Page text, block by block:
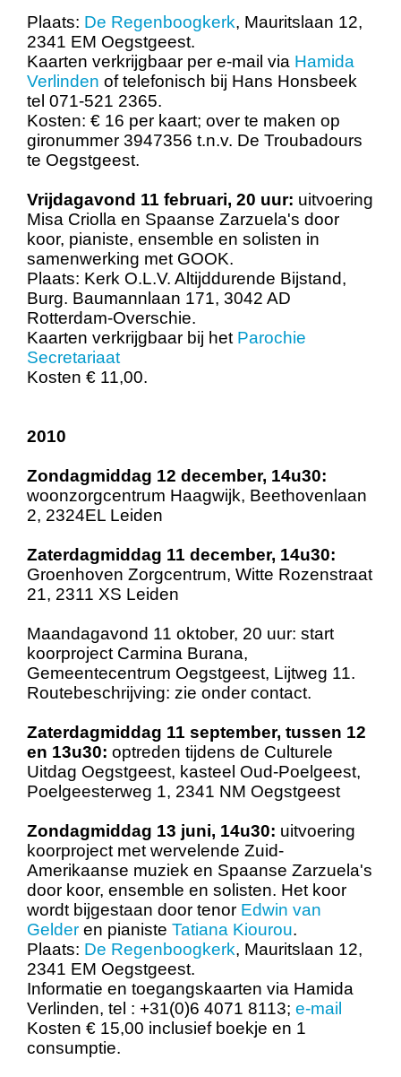
Plaats: De Regenboogkerk, Mauritslaan 12,
2341 EM Oegstgeest.
Kaarten verkrijgbaar per e-mail via Hamida
Verlinden of telefonisch bij Hans Honsbeek
tel 071-521 2365.
Kosten: € 16 per kaart; over te maken op
gironummer 3947356 t.n.v. De Troubadours
te Oegstgeest.
Vrijdagavond 11 februari, 20 uur: uitvoering
Misa Criolla en Spaanse Zarzuela's door
koor, pianiste, ensemble en solisten in
samenwerking met GOOK.
Plaats: Kerk O.L.V. Altijddurende Bijstand,
Burg. Baumannlaan 171, 3042 AD
Rotterdam-Overschie.
Kaarten verkrijgbaar bij het Parochie
Secretariaat
Kosten € 11,00.
2010
Zondagmiddag 12 december, 14u30:
woonzorgcentrum Haagwijk, Beethovenlaan
2, 2324EL Leiden
Zaterdagmiddag 11 december, 14u30:
Groenhoven Zorgcentrum, Witte Rozenstraat
21, 2311 XS Leiden
Maandagavond 11 oktober, 20 uur: start
koorproject Carmina Burana,
Gemeentecentrum Oegstgeest, Lijtweg 11.
Routebeschrijving: zie onder contact.
Zaterdagmiddag 11 september, tussen 12
en 13u30: optreden tijdens de Culturele
Uitdag Oegstgeest, kasteel Oud-Poelgeest,
Poelgeesterweg 1, 2341 NM Oegstgeest
Zondagmiddag 13 juni, 14u30: uitvoering
koorproject met wervelende Zuid-
Amerikaanse muziek en Spaanse Zarzuela's
door koor, ensemble en solisten. Het koor
wordt bijgestaan door tenor Edwin van
Gelder en pianiste Tatiana Kiourou.
Plaats: De Regenboogkerk, Mauritslaan 12,
2341 EM Oegstgeest.
Informatie en toegangskaarten via Hamida
Verlinden, tel : +31(0)6 4071 8113; e-mail
Kosten € 15,00 inclusief boekje en 1
consumptie.